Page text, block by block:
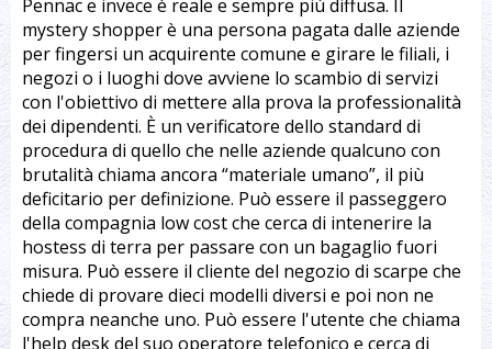
Pennac e invece è reale e sempre più diffusa. Il
mystery shopper è una persona pagata dalle aziende
per fingersi un acquirente comune e girare le filiali, i
negozi o i luoghi dove avviene lo scambio di servizi
con l'obiettivo di mettere alla prova la professionalità
dei dipendenti. È un verificatore dello standard di
procedura di quello che nelle aziende qualcuno con
brutalità chiama ancora “materiale umano”, il più
deficitario per definizione. Può essere il passeggero
della compagnia low cost che cerca di intenerire la
hostess di terra per passare con un bagaglio fuori
misura. Può essere il cliente del negozio di scarpe che
chiede di provare dieci modelli diversi e poi non ne
compra neanche uno. Può essere l'utente che chiama
l'help desk del suo operatore telefonico e cerca di